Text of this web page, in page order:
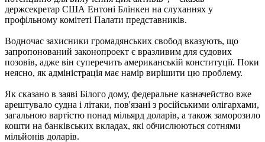
держсекретар США Ентоні Блінкен на слуханнях у
профільному комітеті Палати представників.
Водночас захисники громадянських свобод вказують, що
запропонований законопроект є вразливим для судових
позовів, адже він суперечить американській конституції. Поки
неясно, як адміністрація має намір вирішити цю проблему.
Як сказано в заяві Білого дому, федеральне казначейство вже
арештувало судна і літаки, пов'язані з російськими олігархами,
загальною вартістю понад мільярд доларів, а також заморозило
кошти на банківських вкладах, які обчислюються сотнями
мільйонів доларів.